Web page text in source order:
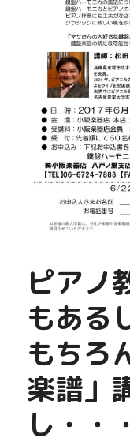
ピアノ
もある
もちろ
楽譜」
し・・・